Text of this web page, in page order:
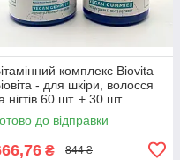
комплекс Biovita
- для шкіри, волосся
нігтів 60 шт. + 30 шт.
Оригінал
до відправки
₴ 844 ₴